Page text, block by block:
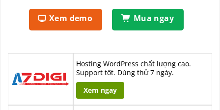
là:
1.200.000 ₫.
tại
là:
Xem demo Mua ngay
Hosting WordPress chất lượng cao.
Support tốt. Dùng thử 7 ngày.
Xem ngay